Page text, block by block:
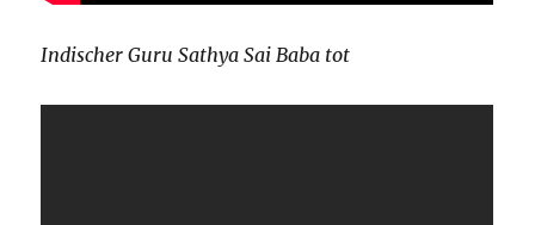
Indischer Guru Sathya Sai Baba tot